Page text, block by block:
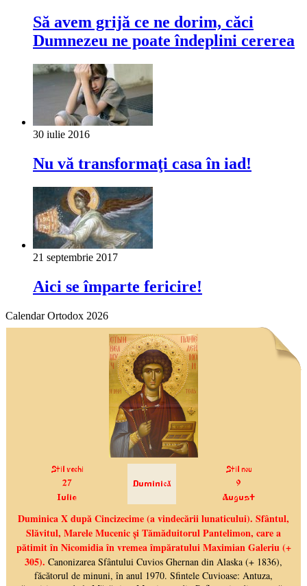
Să avem grijă ce ne dorim, căci
Dumnezeu ne poate îndeplini cererea
30 iulie 2016
Nu vă transformaţi casa în iad!
21 septembrie 2017
Aici se împarte fericire!
Calendar Ortodox 2026